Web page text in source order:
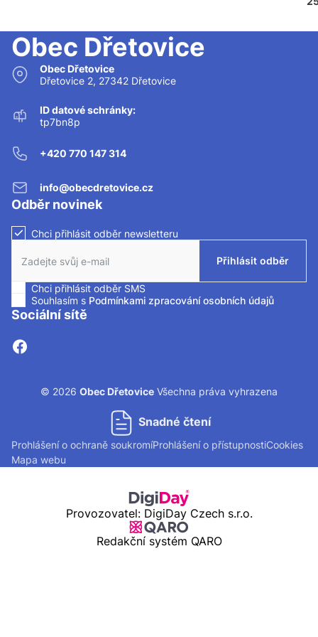
Obec Dřetovice
Obec Dřetovice
Dřetovice 2, 27342 Dřetovice
ID datové schránky:
tp7bn8p
+420 770 147 314
info@obecdretovice.cz
Odběr novinek
Chci přihlásit odběr newsletteru
Přihlásit odběr
Chci přihlásit odběr SMS
Zaškrtnutím políčka souhlasíte se zasíláním SMS.
Souhlasím s Podmínkami zpracování osobních údajů
Sociální sítě
© 2026 Obec Dřetovice Všechna práva vyhrazena
Snadné čtení
Prohlášení o ochraně soukromíProhlášení o přístupnostiCookies
Mapa webu
Provozovatel: DigiDay Czech s.r.o.
Redakční systém QARO